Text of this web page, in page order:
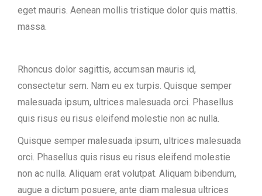
eget mauris. Aenean mollis tristique dolor quis mattis.
massa.
Rhoncus dolor sagittis, accumsan mauris id,
consectetur sem. Nam eu ex turpis. Quisque semper
malesuada ipsum, ultrices malesuada orci. Phasellus
quis risus eu risus eleifend molestie non ac nulla.
Quisque semper malesuada ipsum, ultrices malesuada
orci. Phasellus quis risus eu risus eleifend molestie
non ac nulla. Aliquam erat volutpat. Aliquam bibendum,
augue a dictum posuere, ante diam malesua ultrices